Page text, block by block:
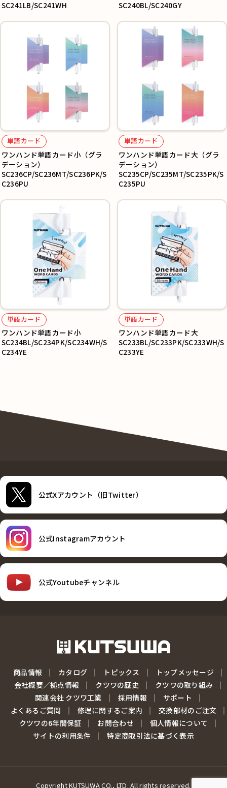
SC241LB/SC241WH
SC240BL/SC240GY
単語カード
ワンハンド単語カード小（グラ
デーション）
SC236CP/SC236MT/SC236PK/S
C236PU
単語カード
ワンハンド単語カード大（グラ
デーション）
SC235CP/SC235MT/SC235PK/S
C235PU
単語カード
ワンハンド単語カード小
SC234BL/SC234PK/SC234WH/S
C234YE
単語カード
ワンハンド単語カード大
SC233BL/SC233PK/SC233WH/S
C233YE
公式Xアカウント（旧Twitter）
公式Instagramアカウント
公式Youtubeチャンネル
商品情報 カタログ トピックス
トップメッセージ
会社概要／拠点情報
クツワの歴史
クツワの取り組み
関連会社 クツワ工業
採用情報
サポート
よくあるご質問
修理に関するご案内
交換部材のご注文
クツワの6年間保証
お問合わせ
個人情報について
サイトの利用条件
特定商取引法に基づく表示
Copyright KUTSUWA CO., LTD. All rights reserved.